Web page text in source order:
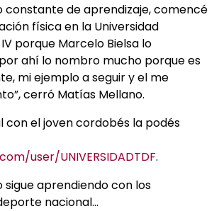
constante de aprendizaje, comencé
física en la Universidad
porque Marcelo Bielsa lo
ahí lo nombro mucho porque es
mi ejemplo a seguir y el me
cerró Matías Mellano.
con el joven cordobés la podés
user/UNIVERSIDADTDF.
sigue aprendiendo con los
nacional…